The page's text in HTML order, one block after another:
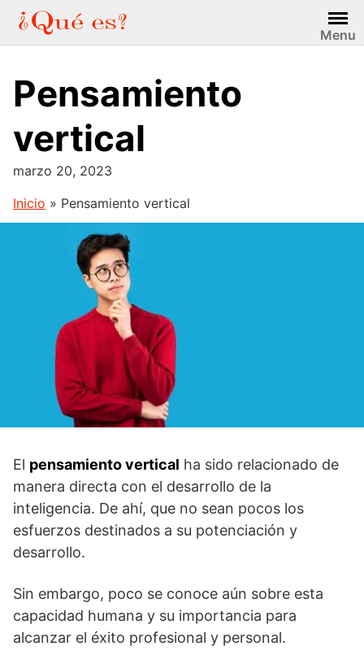
Saltar
contenido
Menu
Pensamiento
vertical
marzo 20, 2023
Inicio » Pensamiento vertical
El pensamiento vertical ha sido relacionado de
manera directa con el desarrollo de la
inteligencia. De ahí, que no sean pocos los
esfuerzos destinados a su potenciación y
desarrollo.
Sin embargo, poco se conoce aún sobre esta
capacidad humana y su importancia para
alcanzar el éxito profesional y personal.